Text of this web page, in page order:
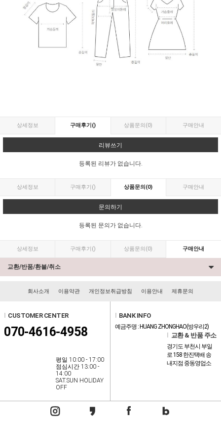
상세정보 구매후기 () 상품문의 (0) 구매안내
리뷰쓰기
등록된 리뷰가 없습니다.
상세정보 구매후기 () 상품문의 (0) 구매안내
문의하기
등록된 문의가 없습니다.
상세정보 구매후기 () 상품문의 (0) 구매안내
교환/반품/환불/취소
회사소개 이용약관 개인정보취급방침 이용안내 제휴문의
CUSTOMER CENTER
070-4616-4958
평일 10:00 - 17:00
점심시간 13:00 -
14:00
SAT.SUN HOLIDAY
OFF
BANK INFO
예금주명 : HUANG ZHONGHAO(방우리2)
교환 & 반품 주소
경기도 부천시 부일
로 158 한진택배 송
내지점 중동영업소